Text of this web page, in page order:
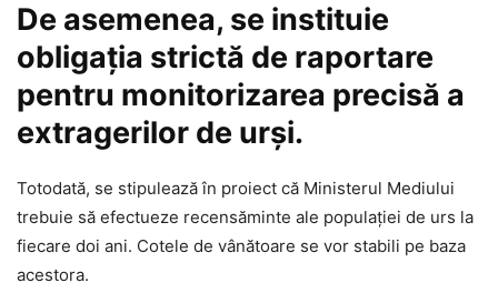
De asemenea, se instituie
obligaţia strictă de raportare
pentru monitorizarea precisă a
extragerilor de urși.
Totodată, se stipulează în proiect că Ministerul Mediului
trebuie să efectueze recensăminte ale populaţiei de urs la
fiecare doi ani. Cotele de vânătoare se vor stabili pe baza
acestora.